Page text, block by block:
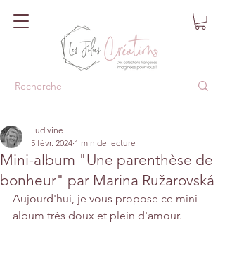
Mini-album "Une parenthèse de
bonheur" par Marina Ružarovská
Ludivine
5 févr. 2024 1 min de lecture
Aujourd'hui, je vous propose ce mini-
album très doux et plein d'amour.